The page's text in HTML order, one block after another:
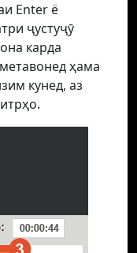
Enter ё
ҷустуҷӯ
карда
ҳама
кунед, аз